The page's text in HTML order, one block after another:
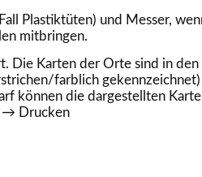
Plastiktüten) und Messer,
mitbringen.
Die Karten der Orte sind in
farblich
können die dargestellten
→ Drucken